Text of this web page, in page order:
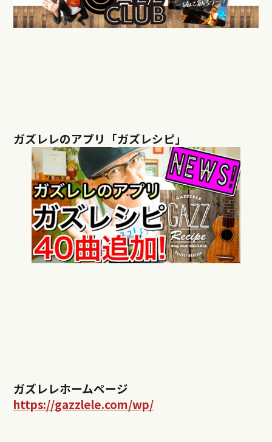
ガズレレのアプリ「ガズレシピ」
ガズレレホームページ
https://gazzlele.com/wp/